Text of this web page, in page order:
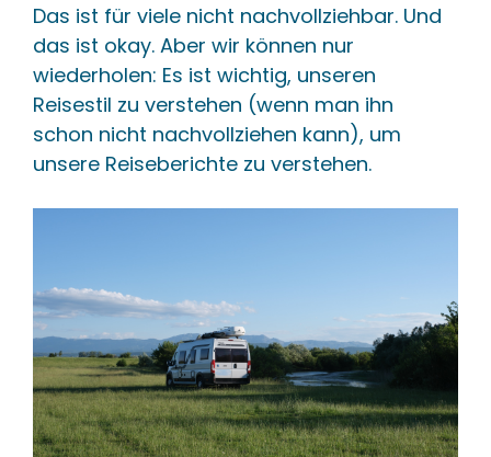
Das ist für viele nicht nachvollziehbar. Und
das ist okay. Aber wir können nur
wiederholen: Es ist wichtig, unseren
Reisestil zu verstehen (wenn man ihn
schon nicht nachvollziehen kann), um
unsere Reiseberichte zu verstehen.